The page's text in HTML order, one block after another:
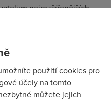
nejrozšířenějších
(DSL) chyběla, bylo TV
jeho podpora se
v souvislosti s
IP (IPTV).použití cookies pro
účely na tomto
můžete jejich